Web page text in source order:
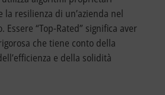
la resilienza di un’azienda nel
“Top-Rated” significa aver
che tiene conto della
e della solidità